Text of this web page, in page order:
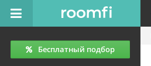
Бесплатный подбор